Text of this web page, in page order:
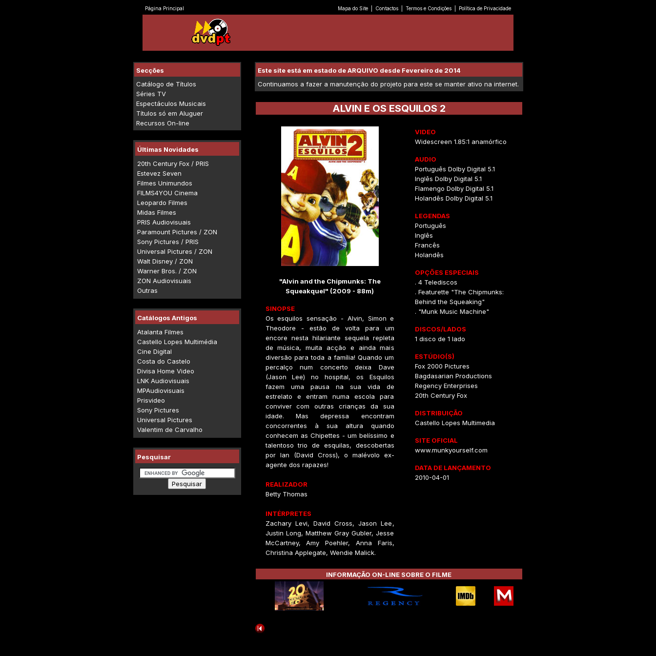
Página Principal Mapa do Site Contactos Termos e Condições Política de Privacidade
Secções
Catálogo de Títulos
Séries TV
Espectáculos Musicais
Títulos só em Aluguer
Recursos On-line
Últimas Novidades
20th Century Fox / PRIS
Estevez Seven
Filmes Unimundos
FILMS4YOU Cinema
Leopardo Filmes
Midas Filmes
PRIS Audiovisuais
Paramount Pictures / ZON
Sony Pictures / PRIS
Universal Pictures / ZON
Walt Disney / ZON
Warner Bros. / ZON
ZON Audiovisuais
Outras
Catálogos Antigos
Atalanta Filmes
Castello Lopes Multimédia
Cine Digital
Costa do Castelo
Divisa Home Video
LNK Audiovisuais
MPAudiovisuais
Prisvideo
Sony Pictures
Universal Pictures
Valentim de Carvalho
Pesquisar
Este site está em estado de ARQUIVO desde Fevereiro de 2014
Continuamos a fazer a manutenção do projeto para este se manter ativo na internet.
ALVIN E OS ESQUILOS 2
"Alvin and the Chipmunks: The
Squeakquel" (2009 - 88m)
SINOPSE
Os esquilos sensação - Alvin, Simon e
Theodore - estão de volta para um
encore nesta hilariante sequela repleta
de música, muita acção e ainda mais
diversão para toda a família! Quando um
percalço num concerto deixa Dave
(Jason Lee) no hospital, os Esquilos
fazem uma pausa na sua vida de
estrelato e entram numa escola para
conviver com outras crianças da sua
idade. Mas depressa encontram
concorrentes à sua altura quando
conhecem as Chipettes - um belíssimo e
talentoso trio de esquilas, descobertas
por Ian (David Cross), o malévolo ex-
agente dos rapazes!
REALIZADOR
Betty Thomas
INTÉRPRETES
Zachary Levi, David Cross, Jason Lee,
Justin Long, Matthew Gray Gubler, Jesse
McCartney, Amy Poehler, Anna Faris,
Christina Applegate, Wendie Malick.
VIDEO
Widescreen 1.85:1 anamórfico
AUDIO
Português Dolby Digital 5.1
Inglês Dolby Digital 5.1
Flamengo Dolby Digital 5.1
Holandês Dolby Digital 5.1
LEGENDAS
Português
Inglês
Francês
Holandês
OPÇÕES ESPECIAIS
. 4 Telediscos
. Featurette "The Chipmunks:
Behind the Squeaking"
. "Munk Music Machine"
DISCOS/LADOS
1 disco de 1 lado
ESTÚDIO(S)
Fox 2000 Pictures
Bagdasarian Productions
Regency Enterprises
20th Century Fox
DISTRIBUIÇÃO
Castello Lopes Multimedia
SITE OFICIAL
www.munkyourself.com
DATA DE LANÇAMENTO
2010-04-01
INFORMAÇÃO ON-LINE SOBRE O FILME